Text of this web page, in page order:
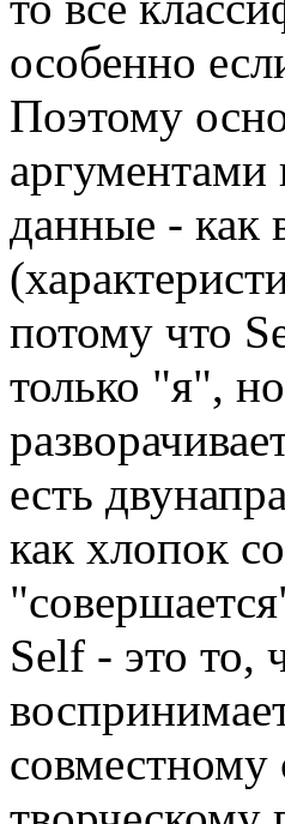
особенно
Поэтому
аргументами
данные - как
потому что
только "я",
есть
как хлопок
Self - это то,